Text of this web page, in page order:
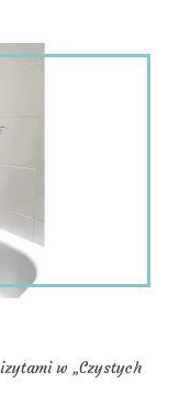
w „Czystych